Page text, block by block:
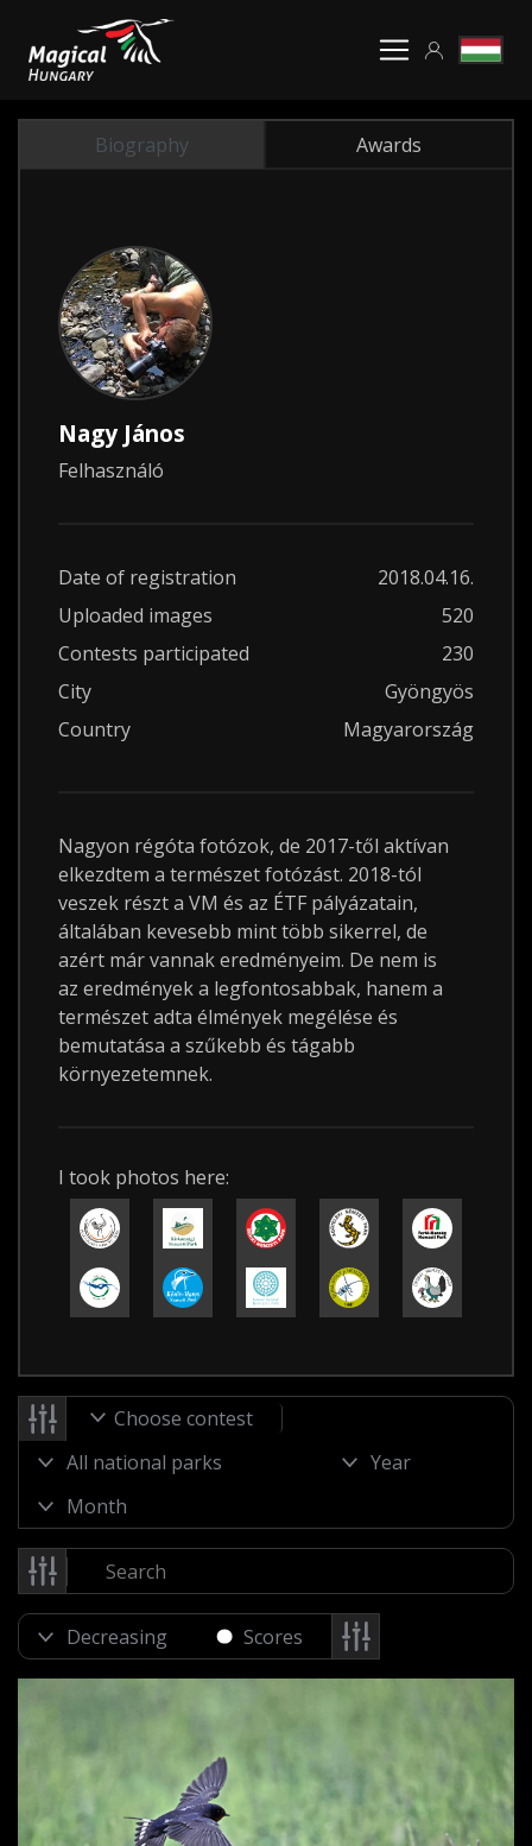
Biography Awards
Nagy János
Felhasználó
Date of registration
2018.04.16.
Uploaded images
520
Contests participated
230
City
Gyöngyös
Country
Magyarország
Nagyon régóta fotózok, de 2017-től aktívan
elkezdtem a természet fotózást. 2018-tól
veszek részt a VM és az ÉTF pályázatain,
általában kevesebb mint több sikerrel, de
azért már vannak eredményeim. De nem is
az eredmények a legfontosabbak, hanem a
természet adta élmények megélése és
bemutatása a szűkebb és tágabb
környezetemnek.
I took photos here:
Choose contest
Scores